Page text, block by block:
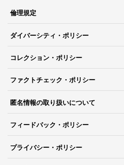
倫理規定
ダイバーシティ・ポリシー
コレクション・ポリシー
ファクトチェック・ポリシー
匿名情報の取り扱いについて
フィードバック・ポリシー
プライバシー・ポリシー